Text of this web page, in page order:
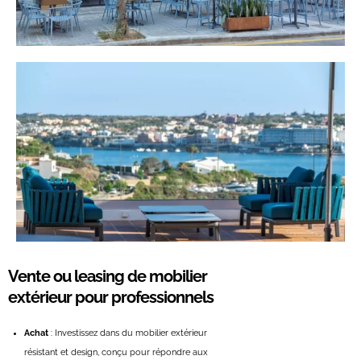
Vente ou leasing de mobilier
extérieur pour professionnels
Achat : Investissez dans du mobilier extérieur
résistant et design, conçu pour répondre aux